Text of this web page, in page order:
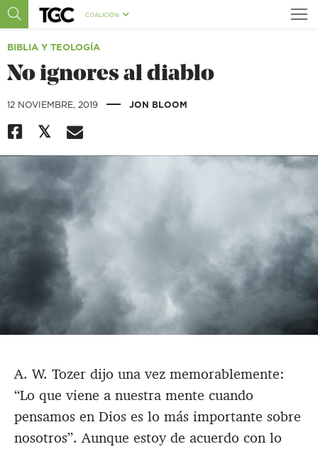
COALICIÓN
BIBLIA Y TEOLOGÍA
No ignores al diablo
12 NOVIEMBRE, 2019 | JON BLOOM
A. W. Tozer dijo una vez memorablemente:
“Lo que viene a nuestra mente cuando
pensamos en Dios es lo más importante sobre
nosotros”. Aunque estoy de acuerdo con lo